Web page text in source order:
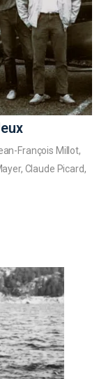
François Millot,
Claude Picard,